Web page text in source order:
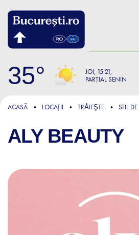
35 JOI 15:21
PARȚIAL SENIN
ACASĂ LOCAȚII TRǍIEŞTE STIL
ALY BEAUTY